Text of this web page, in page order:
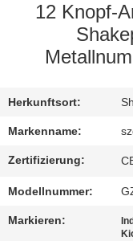
SIE
MIT
UNS
IN
12 Knopf-
Herkunftsort:
Markenname:
Zertifizierung:
Modellnummer:
Markieren: